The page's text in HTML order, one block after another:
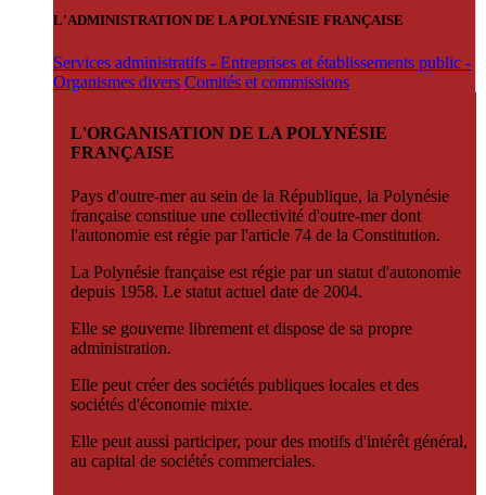
L'ADMINISTRATION DE LA POLYNÉSIE FRANÇAISE
Services administratifs - Entreprises et établissements public -
Organismes divers Comités et commissions
L'ORGANISATION DE LA POLYNÉSIE
FRANÇAISE
Pays d'outre-mer au sein de la République, la Polynésie
française constitue une collectivité d'outre-mer dont
l'autonomie est régie par l'article 74 de la Constitution.
La Polynésie française est régie par un statut d'autonomie
depuis 1958. Le statut actuel date de 2004.
Elle se gouverne librement et dispose de sa propre
administration.
Elle peut créer des sociétés publiques locales et des
sociétés d'économie mixte.
Elle peut aussi participer, pour des motifs d'intérêt général,
au capital de sociétés commerciales.